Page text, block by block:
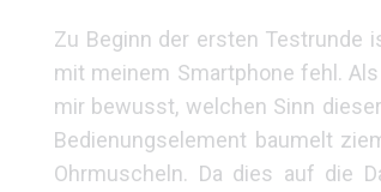
Zu Beginn der ersten Testrunde
mit meinem Smartphone fehl.
mir bewusst, welchen Sinn
Bedienungselement baumelt
Ohrmuscheln. Da dies auf die